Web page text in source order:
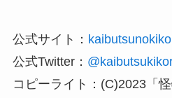
公式サイト：
公式Twitter：
コピーライト：(C)2023「